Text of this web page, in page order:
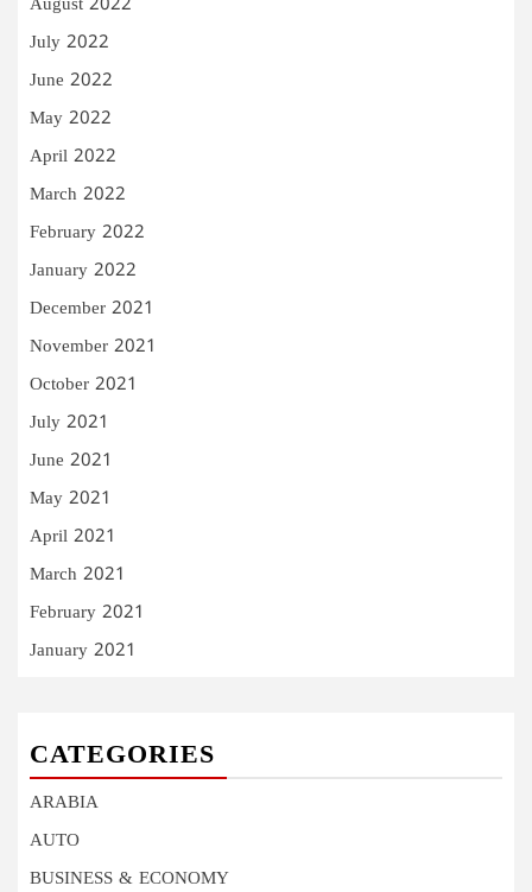
August 2022
July 2022
June 2022
May 2022
April 2022
March 2022
February 2022
January 2022
December 2021
November 2021
October 2021
July 2021
June 2021
May 2021
April 2021
March 2021
February 2021
January 2021
CATEGORIES
ARABIA
AUTO
BUSINESS & ECONOMY